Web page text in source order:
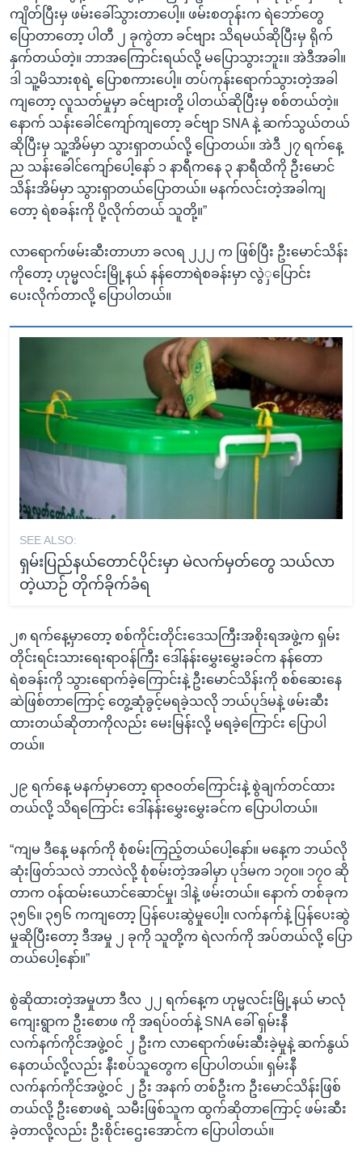
ကျိတ်ပြီးမှ ဖမ်းခေါ်သွားတာပေါ့။ ဖမ်းစတုန်းက ရဲဘော်တွေ
ပြောတာတော့ ပါတီ ၂ ခုကွဲတာ ခင်ဗျား သိရမယ်ဆိုပြီးမှ ရိုက်
နှက်တယ်တဲ့။ ဘာအကြောင်းရယ်လို့ မပြောသွားဘူး။ အဲဒီအခါ။
ဒါ သူ့မိသားစုရဲ့ ပြောစကားပေါ့။ တပ်ကုန်းရောက်သွားတဲ့အခါ
ကျတော့ လူသတ်မှုမှာ ခင်ဗျားတို့ ပါတယ်ဆိုပြီးမှ စစ်တယ်တဲ့။
နောက် သန်းခေါင်ကျော်ကျတော့ ခင်ဗျာ SNA နဲ့ ဆက်သွယ်တယ်
ဆိုပြီးမှ သူ့အိမ်မှာ သွားရှာတယ်လို့ ပြောတယ်။ အဲဒီ ၂၇ ရက်နေ့
ည သန်းခေါင်ကျော်ပေါ့နော် ၁ နာရီကနေ ၃ နာရီထိကို ဦးမောင်
သိန်းအိမ်မှာ သွားရှာတယ်ပြောတယ်။ မနက်လင်းတဲ့အခါကျ
တော့ ရဲစခန်းကို ပို့လိုက်တယ် သူတို့။”
လာရောက်ဖမ်းဆီးတာဟာ ခလရ ၂၂၂ က ဖြစ်ပြီး ဦးမောင်သိန်း
ကိုတော့ ဟုမ္မလင်းမြို့နယ် နန်တောရဲစခန်းမှာ လွဲှပြောင်း
ပေးလိုက်တာလို့ ပြောပါတယ်။
SEE ALSO:
ရှမ်းပြည်နယ်တောင်ပိုင်းမှာ မဲလက်မှတ်တွေ သယ်လာ
တဲ့ယာဉ် တိုက်ခိုက်ခံရ
၂၈ ရက်နေ့မှာတော့ စစ်ကိုင်းတိုင်းဒေသကြီးအစိုးရအဖွဲ့က ရှမ်း
တိုင်းရင်းသားရေးရာဝန်ကြီး ဒေါ်နန်းမွှေးမွှေးခင်က နန်တော
ရဲစခန်းကို သွားရောက်ခဲ့ကြောင်းနဲ့ ဦးမောင်သိန်းကို စစ်ဆေးနေ
ဆဲဖြစ်တာကြောင့် တွေ့ဆုံခွင့်မရခဲ့သလို ဘယ်ပုဒ်မနဲ့ ဖမ်းဆီး
ထားတယ်ဆိုတာကိုလည်း မေးမြန်းလို့ မရခဲ့ကြောင်း ပြောပါ
တယ်။
၂၉ ရက်နေ့ မနက်မှာတော့ ရာဇဝတ်ကြောင်းနဲ့ စွဲချက်တင်ထား
တယ်လို့ သိရကြောင်း ဒေါ်နန်းမွှေးမွှေးခင်က ပြောပါတယ်။
“ကျမ ဒီနေ့ မနက်ကို စုံစမ်းကြည့်တယ်ပေါ့နော်။ မနေ့က ဘယ်လို
ဆုံးဖြတ်သလဲ ဘာလဲလို့ စုံစမ်းတဲ့အခါမှာ ပုဒ်မက ၁၇၀။ ၁၇၀ ဆို
တာက ဝန်ထမ်းယောင်ဆောင်မှု၊ ဒါနဲ့ ဖမ်းတယ်။ နောက် တစ်ခုက
၃၅၆။ ၃၅၆ ကကျတော့ ပြန်ပေးဆွဲမှုပေါ့။ လက်နက်နဲ့ ပြန်ပေးဆွဲ
မှုဆိုပြီးတော့ ဒီအမှု ၂ ခုကို သူတို့က ရဲလက်ကို အပ်တယ်လို့ ပြော
တယ်ပေါ့နော်။”
စွဲဆိုထားတဲ့အမှုဟာ ဒီလ ၂၂ ရက်နေ့က ဟုမ္မလင်းမြို့နယ် မာလုံ
ကျေးရွာက ဦးစောဖ ကို အရပ်ဝတ်နဲ့ SNA ခေါ် ရှမ်းနီ
လက်နက်ကိုင်အဖွဲ့ဝင် ၂ ဦးက လာရောက်ဖမ်းဆီးခဲ့မှုနဲ့ ဆက်နွယ်
နေတယ်လို့လည်း နီးစပ်သူတွေက ပြောပါတယ်။ ရှမ်းနီ
လက်နက်ကိုင်အဖွဲ့ဝင် ၂ ဦး အနက် တစ်ဦးက ဦးမောင်သိန်းဖြစ်
တယ်လို့ ဦးစောဖရဲ့ သမီးဖြစ်သူက ထွက်ဆိုတာကြောင့် ဖမ်းဆီး
ခဲ့တာလို့လည်း ဦးစိုင်းဌေးအောင်က ပြောပါတယ်။